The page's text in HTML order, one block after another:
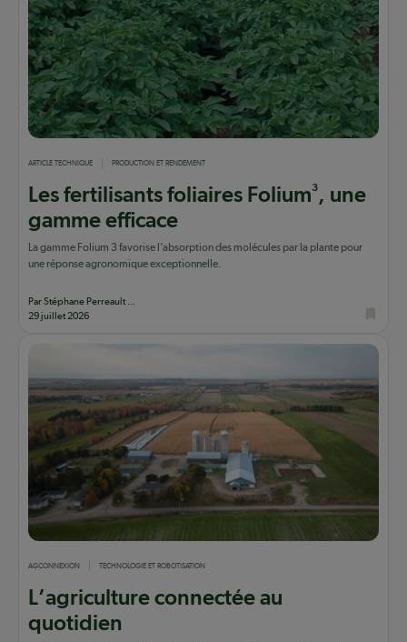
ARTICLE TECHNIQUE PRODUCTION ET RENDEMENT
Les fertilisants foliaires Folium3, une
gamme efficace
La gamme Folium 3 favorise l’absorption des molécules par la plante pour
une réponse agronomique exceptionnelle.
Par Stéphane Perreault ...
29 juillet 2026
AGCONNEXION TECHNOLOGIE ET ROBOTISATION
L’agriculture connectée au
quotidien